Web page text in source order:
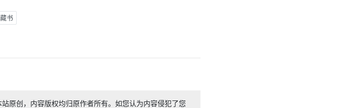
书
原创，内容版权均归原作者所有。如您认为内容侵犯了您